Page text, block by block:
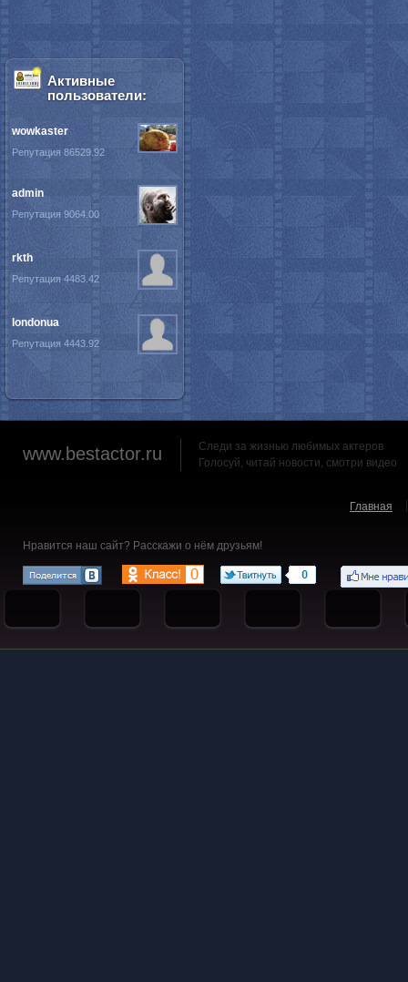
Активные
пользователи:
wowkaster
Репутация 86529.92
admin
Репутация 9064.00
rkth
Репутация 4483.42
londonua
Репутация 4443.92
www.bestactor.ru
Следи за жизнью любимых актеров
Голосуй, читай новости, смотри видео
Главная
Нравится наш сайт? Расскажи о нём друзьям!